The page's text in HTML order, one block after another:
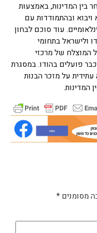
בין המדינות, באמצעות
ויבוא ובהתמודדות עם
עוד סוכם לבחון
ולישראל בתחומי
המוצלח של מרכזי
פועלים בהודו. במסגרת
על מזכר הבנות
המדינות.
מסומנים *